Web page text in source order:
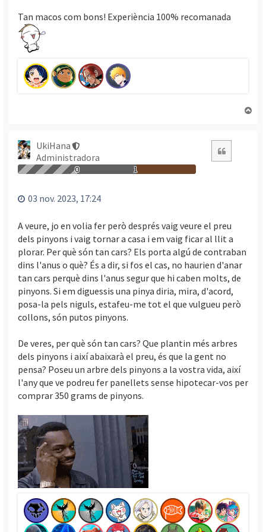
Tan macos com bons! Experiència 100% recomanada
UkiHana
Administradora
0 1
03 nov. 2023, 17:24
A veure, jo en volia fer però després vaig veure el preu
dels pinyons i vaig tornar a casa i em vaig ficar al llit a
plorar. Per què són tan cars? Els porta algú de contraban
dins l'anus o què? És a dir, si fos el cas, no haurien d'anar
tan cars perquè dins l'anus segur que hi caben molts, de
pinyons. Si em diguessis una pinya diria, mira, d'acord,
posa-la pels niguls, estafeu-me tot el que vulgueu però
collons, són putos pinyons.
De veres, per què són tan cars? Que plantin més arbres
dels pinyons i així abaixarà el preu, és que la gent no
pensa? Poseu un arbre dels pinyons a la vostra vida, així
l'any que ve podreu fer panellets sense hipotecar-vos per
comprar 350 grams de pinyons.